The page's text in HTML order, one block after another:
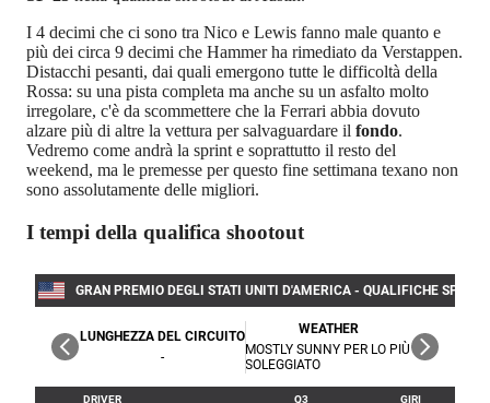
I 4 decimi che ci sono tra Nico e Lewis fanno male quanto e
più dei circa 9 decimi che Hammer ha rimediato da Verstappen.
Distacchi pesanti, dai quali emergono tutte le difficoltà della
Rossa: su una pista completa ma anche su un asfalto molto
irregolare, c'è da scommettere che la Ferrari abbia dovuto
alzare più di altre la vettura per salvaguardare il fondo.
Vedremo come andrà la sprint e soprattutto il resto del
weekend, ma le premesse per questo fine settimana texano non
sono assolutamente delle migliori.
I tempi della qualifica shootout